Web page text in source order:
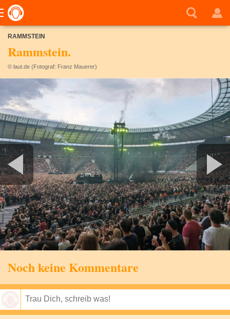
RAMMSTEIN
Rammstein.
© laut.de (Fotograf: Franz Mauerer)
Noch keine Kommentare